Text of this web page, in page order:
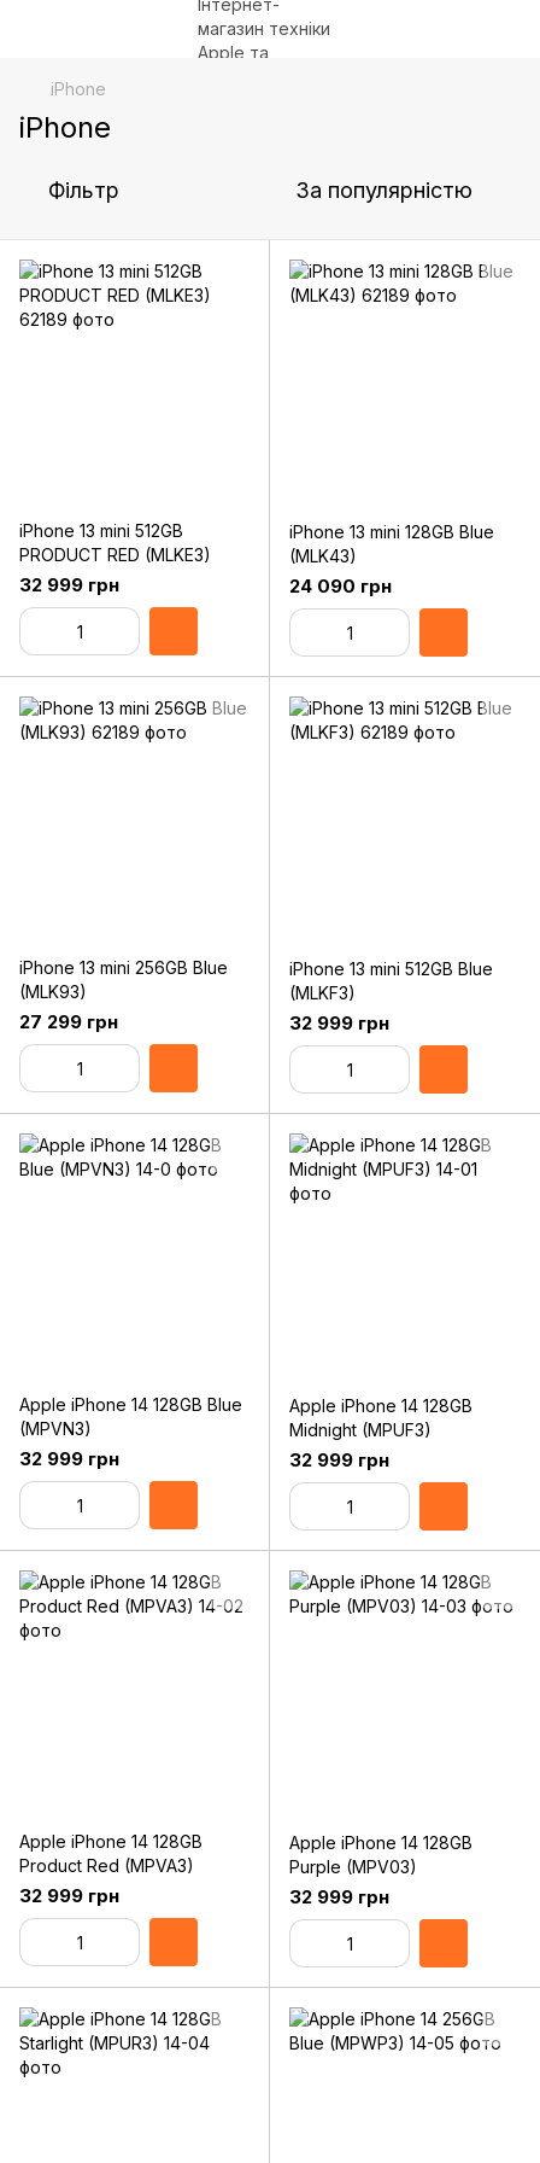
iPhone
iPhone
Фільтр За популярністю
iPhone 13 mini 512GB
PRODUCT RED (MLKE3)
32 999 грн
iPhone 13 mini 128GB Blue
(MLK43)
24 090 грн
iPhone 13 mini 256GB Blue
(MLK93)
27 299 грн
iPhone 13 mini 512GB Blue
(MLKF3)
32 999 грн
Apple iPhone 14 128GB Blue
(MPVN3)
32 999 грн
Apple iPhone 14 128GB
Midnight (MPUF3)
32 999 грн
Apple iPhone 14 128GB
Product Red (MPVA3)
32 999 грн
Apple iPhone 14 128GB
Purple (MPV03)
32 999 грн